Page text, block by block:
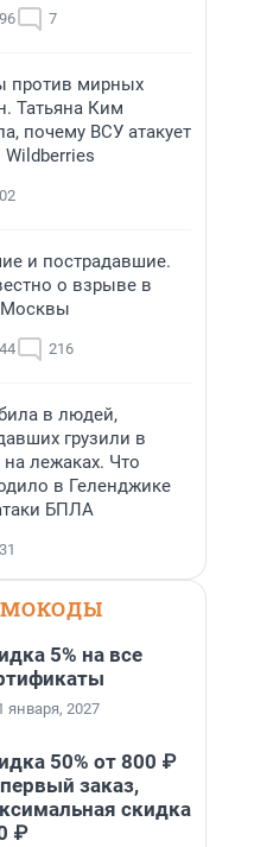
7
против мирных
Татьяна Ким
почему ВСУ атакует
и пострадавшие.
о взрыве в
Москвы
216
в людей,
грузили в
лежаках. Что
в Геленджике
БПЛА
5% на все
января, 2027
50% от 800 ₽
заказ,
скидка
₽